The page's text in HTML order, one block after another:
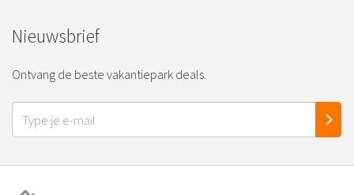
Nieuwsbrief
Ontvang de beste vakantiepark deals.